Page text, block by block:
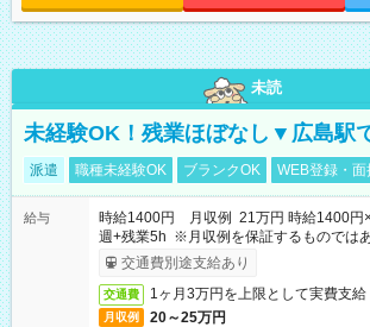
未読
未経験OK！残業ほぼなし▼広島駅
派遣 職種未経験OK ブランクOK WEB登録・面
給与
時給1400円 月収例 21万円 時給1400円
週+残業5h ※月収例を保証するものでは
受取りサービス利用可（利用条件有）
交通費別途支給あり
交通費 1ヶ月3万円を上限として実費支給
月収例 20～25万円